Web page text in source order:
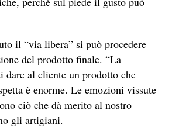
il “via libera” si può procedere
del prodotto finale. “La
dare al cliente un prodotto che
è enorme. Le emozioni vissute
ciò che dà merito al nostro
gli artigiani.